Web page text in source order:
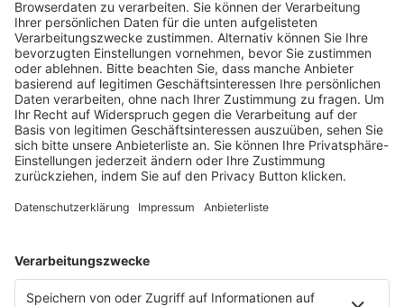
Fachmedien Recht und Wirtschaft
Ein Fachbereich der
dfv Mediengruppe
Mainzer Landstr. 251
60326 Frankfurt am Main
E-Mail:info@ruw.de
Web:https://www.ruw.de
AGB
Datenschutzerklärung